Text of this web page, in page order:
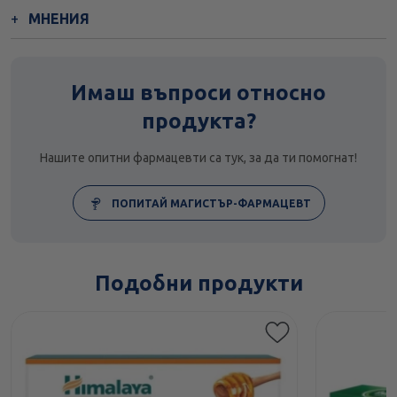
МНЕНИЯ
Имаш въпроси относно
продукта?
Нашите опитни фармацевти са тук, за да ти помогнат!
ПОПИТАЙ МАГИСТЪР-ФАРМАЦЕВТ
Подобни продукти